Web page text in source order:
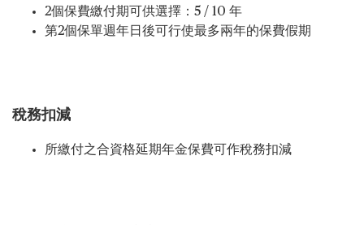
2個保費繳付期可供選擇：5 / 10 年
第2個保單週年日後可行使最多兩年的保費假期
稅務扣減
所繳付之合資格延期年金保費可作稅務扣減